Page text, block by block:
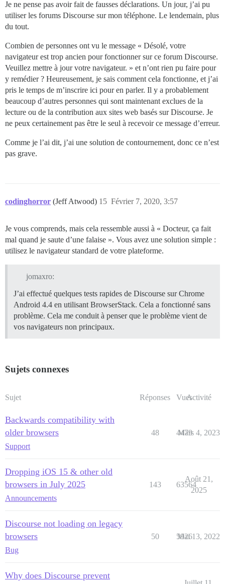
Je ne pense pas avoir fait de fausses déclarations. Un jour, j’ai pu
utiliser les forums Discourse sur mon téléphone. Le lendemain, plus
du tout.
Combien de personnes ont vu le message « Désolé, votre
navigateur est trop ancien pour fonctionner sur ce forum Discourse.
Veuillez mettre à jour votre navigateur. » et n’ont rien pu faire pour
y remédier ? Heureusement, je sais comment cela fonctionne, et j’ai
pris le temps de m’inscrire ici pour en parler. Il y a probablement
beaucoup d’autres personnes qui sont maintenant exclues de la
lecture ou de la contribution aux sites web basés sur Discourse. Je
ne peux certainement pas être le seul à recevoir ce message d’erreur.
Comme je l’ai dit, j’ai une solution de contournement, donc ce n’est
pas grave.
codinghorror (Jeff Atwood) Février 7, 2020, 3:57
15
Je vous comprends, mais cela ressemble aussi à « Docteur, ça fait
mal quand je saute d’une falaise ». Vous avez une solution simple :
utilisez le navigateur standard de votre plateforme.
jomaxro:
J’ai effectué quelques tests rapides de Discourse sur Chrome
Android 4.4 en utilisant BrowserStack. Cela a fonctionné sans
problème. Cela me conduit à penser que le problème vient de
vos navigateurs non principaux.
Sujets connexes
Sujet Réponses VuesActivité
Backwards compatibility with
older browsers
Support
48 4479
Mars 4, 2023
Dropping iOS 15 & other old
browsers in July 2025
Announcements
143 63564
Août 21,
2025
Discourse not loading on legacy
browsers
Bug
50 5926
Mai 13, 2022
Why does Discourse prevent